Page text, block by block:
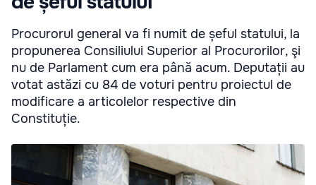
Procurorul general va fi numit de șeful statului, la
propunerea Consiliului Superior al Procurorilor, şi
nu de Parlament cum era până acum. Deputații au
votat astăzi cu 84 de voturi pentru proiectul de
modificare a articolelor respective din
Constituție.